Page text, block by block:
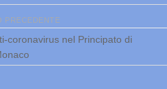
PRECEDENTE
coronavirus nel Principato di